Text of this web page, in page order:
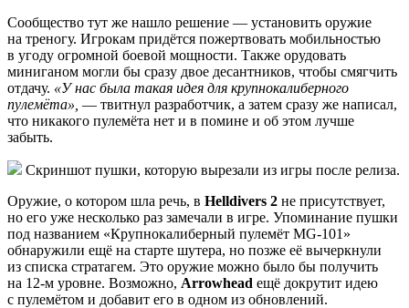
Сообщество тут же нашло решение — установить оружие
на треногу. Игрокам придётся пожертвовать мобильностью
в угоду огромной боевой мощности. Также орудовать
миниганом могли бы сразу двое десантников, чтобы смягчить
отдачу. «У нас была такая идея для крупнокалиберного
пулемёта», — твитнул разработчик, а затем сразу же написал,
что никакого пулемёта нет и в помине и об этом лучше
забыть.
Скриншот пушки, которую вырезали из игры после релиза.
Оружие, о котором шла речь, в Helldivers 2 не присутствует,
но его уже несколько раз замечали в игре. Упоминание пушки
под названием «Крупнокалиберный пулемёт MG-101»
обнаружили ещё на старте шутера, но позже её вычеркнули
из списка стратагем. Это оружие можно было бы получить
на 12-м уровне. Возможно, Arrowhead ещё докрутит идею
с пулемётом и добавит его в одном из обновлений.